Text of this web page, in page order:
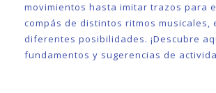
movimientos hasta imitar trazos para
compás de distintos ritmos musicales,
diferentes posibilidades. ¡Descubre
fundamentos y sugerencias de